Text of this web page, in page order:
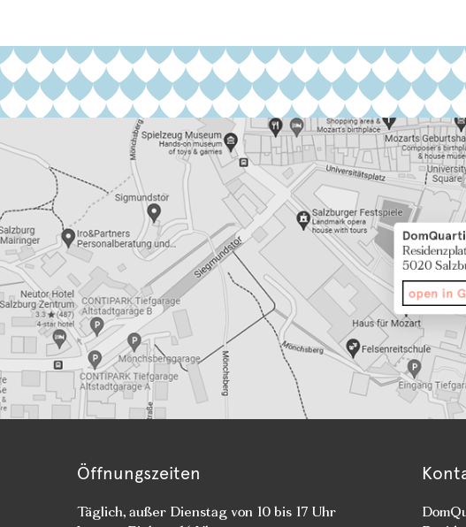
Öffnungszeiten
Täglich, außer Dienstag von 10 bis 17 Uhr